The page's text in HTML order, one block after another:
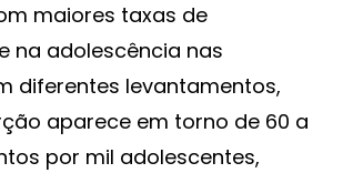
maiores taxas de
na adolescência nas
diferentes levantamentos,
aparece em torno de 60 a
por mil adolescentes,